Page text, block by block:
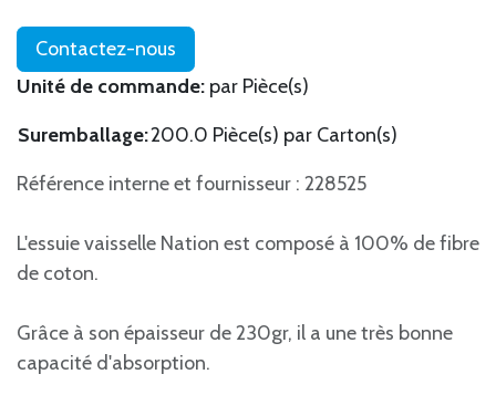
Contactez-nous
Unité de commande: par Pièce(s)
Suremballage:200.0 Pièce(s) par Carton(s)
Référence interne et fournisseur : 228525
L'essuie vaisselle Nation est composé à 100% de fibre
de coton.
Grâce à son épaisseur de 230gr, il a une très bonne
capacité d'absorption.